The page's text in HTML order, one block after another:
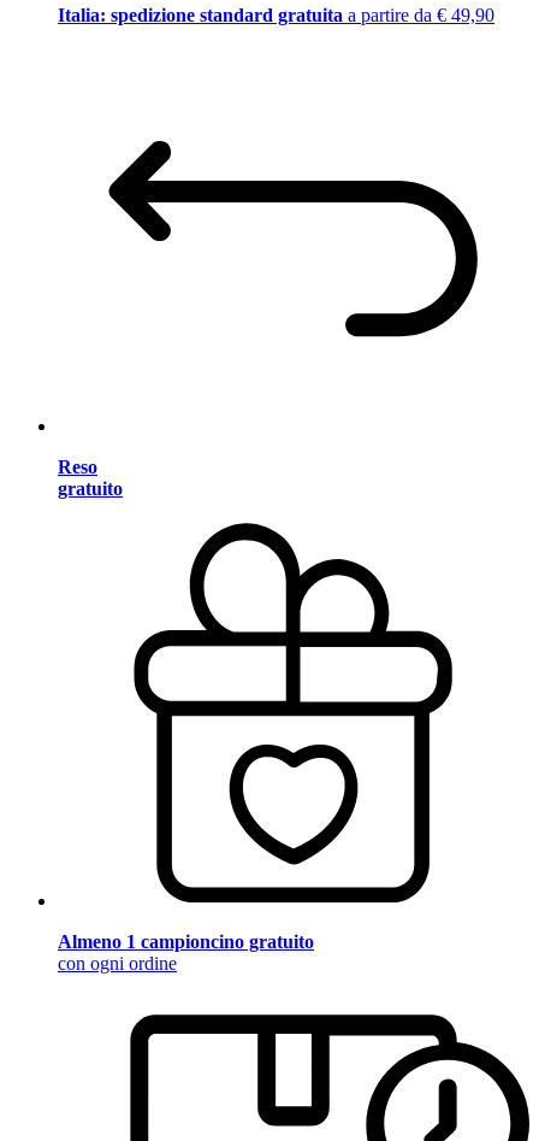
Italia: spedizione standard gratuita a partire da € 49,90
Reso
gratuito
Almeno 1 campioncino gratuito
con ogni ordine